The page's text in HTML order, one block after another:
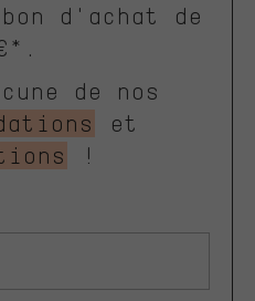
d'achat de
de nos
et
!